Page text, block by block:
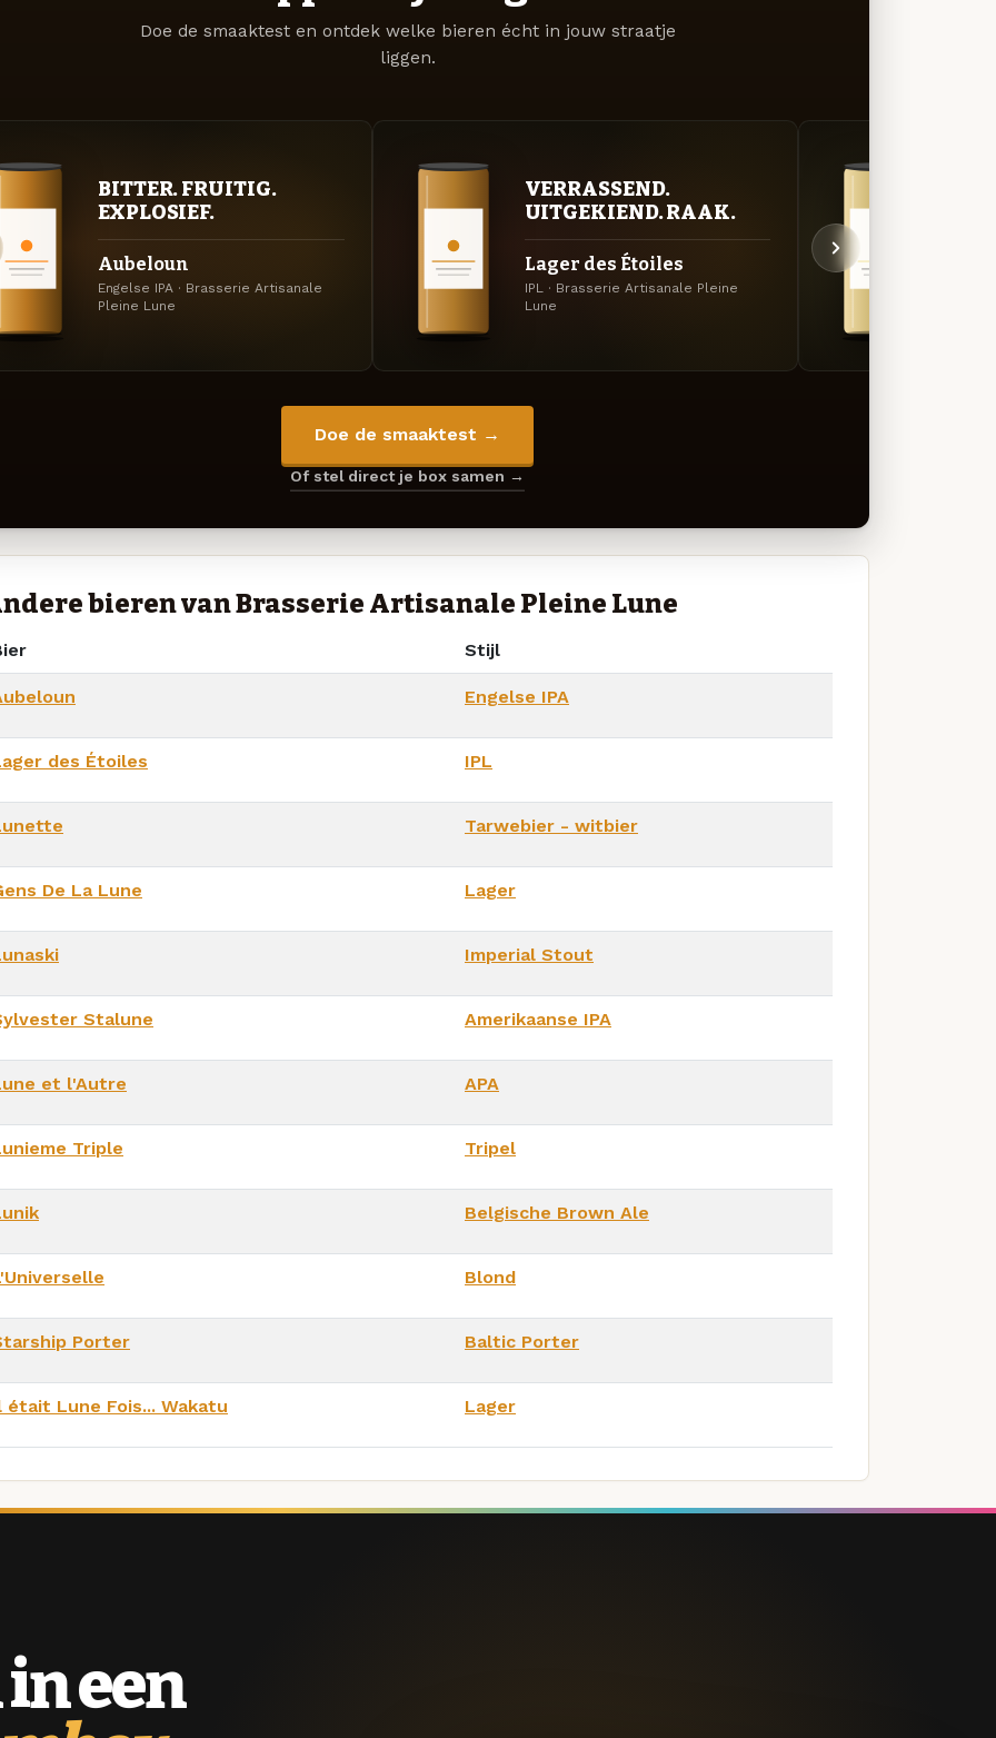
Doe de smaaktest en ontdek welke bieren écht in jouw straatje
liggen.
BITTER. FRUITIG.
EXPLOSIEF.
Aubeloun
Engelse IPA · Brasserie Artisanale
Pleine Lune
VERRASSEND.
UITGEKIEND. RAAK.
Lager des Étoiles
IPL · Brasserie Artisanale Pleine
Lune
Doe de smaaktest →
Of stel direct je box samen →
bieren van Brasserie Artisanale Pleine Lune
Stijl
Engelse IPA
des Étoiles IPL
Tarwebier - witbier
De La Lune Lager
Imperial Stout
Stalune Amerikaanse IPA
et l'Autre APA
Triple Tripel
Belgische Brown Ale
Blond
Porter Baltic Porter
était Lune Fois... Wakatu Lager
een